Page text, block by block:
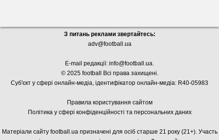
З питань реклами звертайтесь:
adv@football.ua
E-mail редакції: info@football.ua.
© 2025 football Всі права захищені.
Суб'єкт у сфері онлайн-медіа, ідентифікатор онлайн-медіа: R40-05983
Правила користування сайтом
Політика у сфері конфіденційності та персональних даних
Матеріали сайту football.ua призначені для осіб старше 21 року (21+). Участь